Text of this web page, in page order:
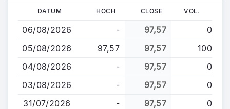
Direkt
Inhalt
DATUM HOCH CLOSE VOL.
06/08/2026 - 97,57
0
05/08/2026
97,57 97,57
100
04/08/2026
- 97,57
0
03/08/2026
- 97,57
0
31/07/2026
- 97,57 0